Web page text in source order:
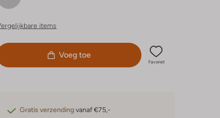
items
Voeg toe
Favoriet
Gratis verzendingvanaf €75,-